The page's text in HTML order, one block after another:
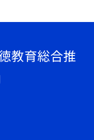
教育総合推